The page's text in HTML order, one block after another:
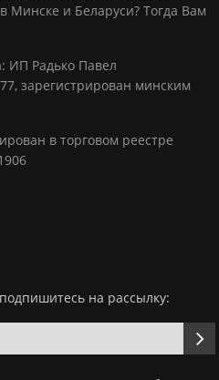
Минске и Беларуси? Тогда Вам
ИП Радько Павел
зарегистрирован минским
в торговом реестре
на рассылку: